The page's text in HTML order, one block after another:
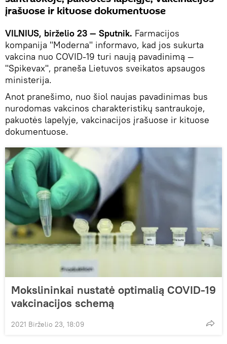
įrašuose ir kituose dokumentuose
VILNIUS, birželio 23 — Sputnik. Farmacijos
kompanija "Moderna" informavo, kad jos sukurta
vakcina nuo COVID-19 turi naują pavadinimą —
"Spikevax", praneša Lietuvos sveikatos apsaugos
ministerija.
Anot pranešimo, nuo šiol naujas pavadinimas bus
nurodomas vakcinos charakteristikų santraukoje,
pakuotės lapelyje, vakcinacijos įrašuose ir kituose
dokumentuose.
Mokslininkai nustatė optimalią COVID-19
vakcinacijos schemą
2021 Birželio 23, 18:09